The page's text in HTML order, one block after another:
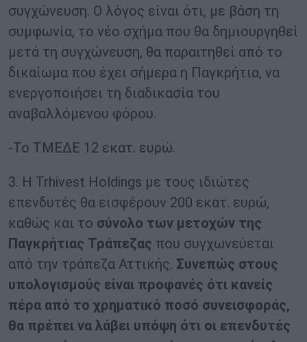
συγχώνευση. Ο λόγος είναι ότι, με βάση τη
συμφωνία, το νέο σχήμα που θα δημιουργηθεί
μετά τη συγχώνευση, θα παραιτηθεί από το
δικαίωμα που έχει σήμερα η Παγκρήτια, να
ενεργοποιήσει τη διαδικασία του
αναβαλλόμενου φόρου.
-Το ΤΜΕΔΕ 12 εκατ. ευρώ.
3. Η Trhivest Holdings με τους ιδιώτες
επενδυτές θα εισφέρουν 200 εκατ. ευρώ,
καθώς και το σύνολο των μετοχών της
Παγκρήτιας Τράπεζας που συγχωνεύεται
από την τράπεζα Αττικής. Συνεπώς στους
υπολογισμούς είναι προφανές ότι κανείς
πέρα από το χρηματικό ποσό συνεισφοράς,
θα πρέπει να λάβει υπόψη ότι οι επενδυτές